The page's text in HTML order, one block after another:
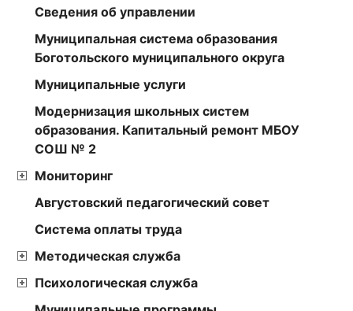
Сведения об управлении
Муниципальная система образования
Боготольского муниципального округа
Муниципальные услуги
Модернизация школьных систем
образования. Капитальный ремонт МБОУ
СОШ № 2
Мониторинг
Августовский педагогический совет
Cистема оплаты труда
Методическая служба
Психологическая служба